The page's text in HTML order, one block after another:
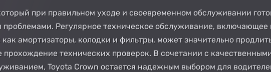
при правильном уходе и своевременном обслуживании
Регулярное техническое обслуживание, включающее
амортизаторы, колодки и фильтры, может значительно
технических проверок. В сочетании с
Toyota Crown остается надежным выбором для